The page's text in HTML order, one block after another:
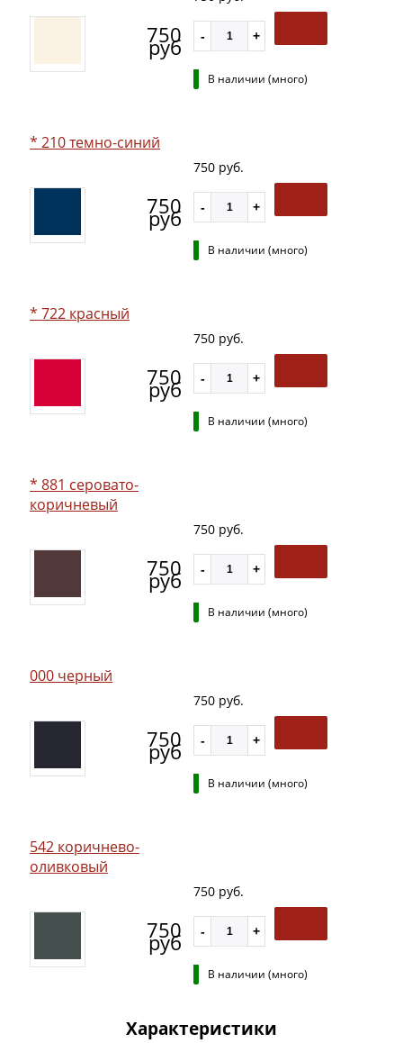
750
руб
В наличии (много)
* 210 темно-синий
750
руб
750 руб.
В наличии (много)
* 722 красный
750
руб
750 руб.
В наличии (много)
* 881 серовато-
коричневый
750
руб
750 руб.
В наличии (много)
000 черный
750
руб
750 руб.
В наличии (много)
542 коричнево-
оливковый
750
руб
750 руб.
В наличии (много)
Характеристики